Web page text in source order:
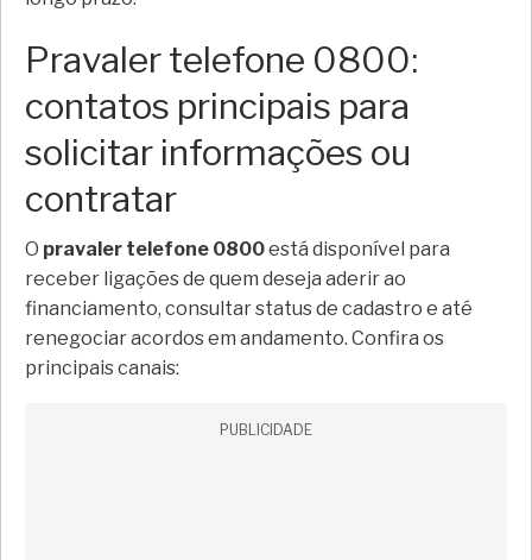
Pravaler telefone 0800:
contatos principais para
solicitar informações ou
contratar
O pravaler telefone 0800está disponível para
receber ligações de quem deseja aderir ao
financiamento, consultar status de cadastro e até
renegociar acordos em andamento. Confira os
principais canais:
PUBLICIDADE